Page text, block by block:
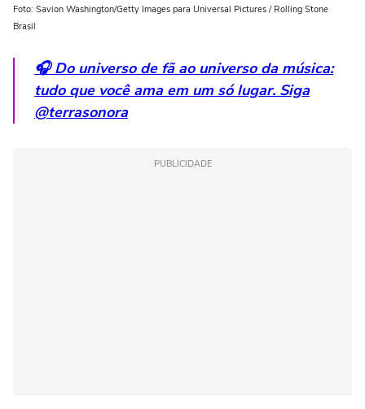
Foto: Savion Washington/Getty Images para Universal Pictures / Rolling Stone
Brasil
🎧 Do universo de fã ao universo da música:
tudo que você ama em um só lugar. Siga
@terrasonora
PUBLICIDADE